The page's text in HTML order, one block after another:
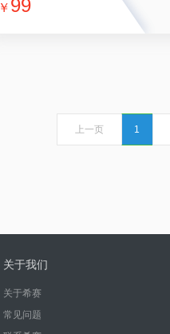
￥ 99
上一页 1
关于我们
关于希赛
常见问题